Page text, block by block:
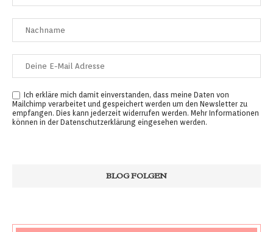
Ich erkläre mich damit einverstanden, dass meine Daten von
Mailchimp verarbeitet und gespeichert werden um den Newsletter zu
empfangen. Dies kann jederzeit widerrufen werden. Mehr Informationen
können in der Datenschutzerklärung eingesehen werden.